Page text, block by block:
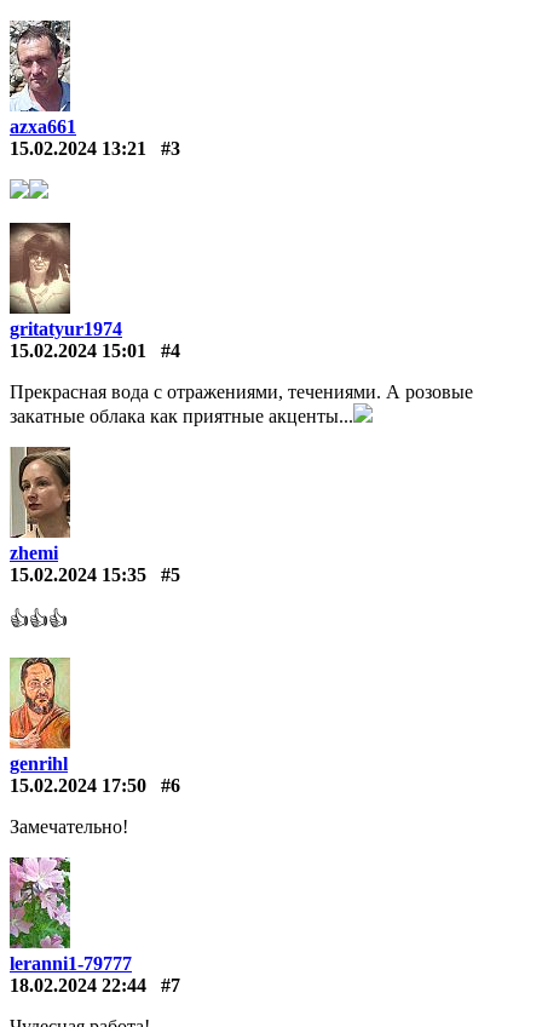
azxa661
15.02.2024 13:21
#3
gritatyur1974
15.02.2024 15:01
#4
Прекрасная вода с отражениями, течениями. А розовые
закатные облака как приятные акценты...
zhemi
15.02.2024 15:35
#5
👍👍👍
genrihl
15.02.2024 17:50
#6
Замечательно!
leranni1-79777
18.02.2024 22:44
#7